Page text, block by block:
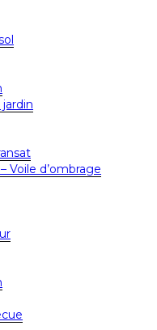
Voile d’ombrage